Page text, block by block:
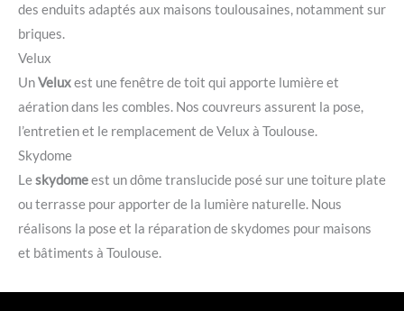
des enduits adaptés aux maisons toulousaines, notamment sur
briques.
Velux
UnVeluxest une fenêtre de toit qui apporte lumière et
aération dans les combles. Nos couvreurs assurent la pose,
l’entretien et le remplacement de Velux à Toulouse.
Skydome
Leskydomeest un dôme translucide posé sur une toiture plate
ou terrasse pour apporter de la lumière naturelle. Nous
réalisons la pose et la réparation de skydomes pour maisons
et bâtiments à Toulouse.